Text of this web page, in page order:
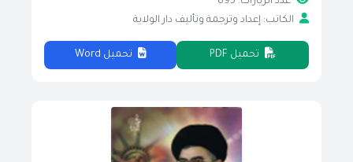
الكاتب: إعداد وترجمة وتأليف دار الولاية
تحميل PDF تحميل Word